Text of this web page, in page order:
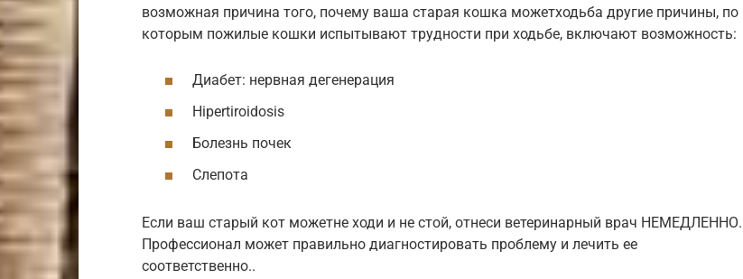
возможная причина того, почему ваша старая кошка можетходьба другие причины, по
которым пожилые кошки испытывают трудности при ходьбе, включают возможность:
Диабет: нервная дегенерация
Hipertiroidosis
Болезнь почек
Слепота
Если ваш старый кот можетне ходи и не стой, отнеси ветеринарный врач НЕМЕДЛЕННО.
Профессионал может правильно диагностировать проблему и лечить ее
соответственно..